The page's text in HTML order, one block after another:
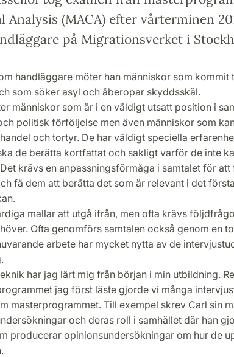
Analysis (MACA) efter vårterminen
på Migrationsverket i
handläggare möter han människor som kommit
som söker asyl och åberopar skyddsskäl.
människor som är i en väldigt utsatt position i
politisk förföljelse men även människor som
och tortyr. De har väldigt speciella
de berätta kortfattat och sakligt varför de inte
krävs en anpassningsförmåga i samtalet för
få dem att berätta det som är relevant i det
mallar att utgå ifrån, men ofta krävs
Ofta genomförs samtalen också genom en
arbete har mycket nytta av de
har jag lärt mig från början i min utbildning.
jag först läste gjorde vi många
masterprogrammet. Till exempel skrev Carl sin
och deras roll i samhället där han
producerar opinionsundersökningar om hur de